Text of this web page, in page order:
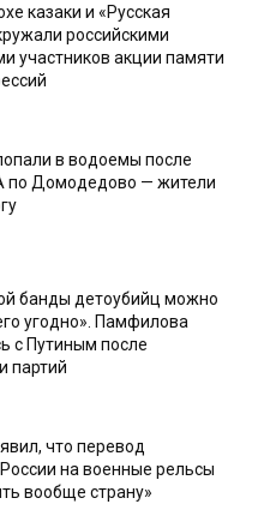
казаки и «Русская
российскими
участников акции памяти
в водоемы после
по Домодедово — жители
банды детоубийц можно
угодно». Памфилова
с Путиным после
партий
что перевод
на военные рельсы
вообще страну»